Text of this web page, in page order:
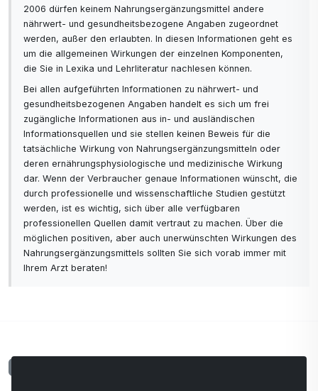
2006 dürfen keinem Nahrungsergänzungsmittel andere
nährwert- und gesundheitsbezogene Angaben zugeordnet
werden, außer den erlaubten. In diesen Informationen geht es
um die allgemeinen Wirkungen der einzelnen Komponenten,
die Sie in Lexika und Lehrliteratur nachlesen können.
Bei allen aufgeführten Informationen zu nährwert- und
gesundheitsbezogenen Angaben handelt es sich um frei
zugängliche Informationen aus in- und ausländischen
Informationsquellen und sie stellen keinen Beweis für die
tatsächliche Wirkung von Nahrungsergänzungsmitteln oder
deren ernährungsphysiologische und medizinische Wirkung
dar. Wenn der Verbraucher genaue Informationen wünscht, die
durch professionelle und wissenschaftliche Studien gestützt
werden, ist es wichtig, sich über alle verfügbaren
professionellen Quellen damit vertraut zu machen. Über die
möglichen positiven, aber auch unerwünschten Wirkungen des
Nahrungsergänzungsmittels sollten Sie sich vorab immer mit
Ihrem Arzt beraten!